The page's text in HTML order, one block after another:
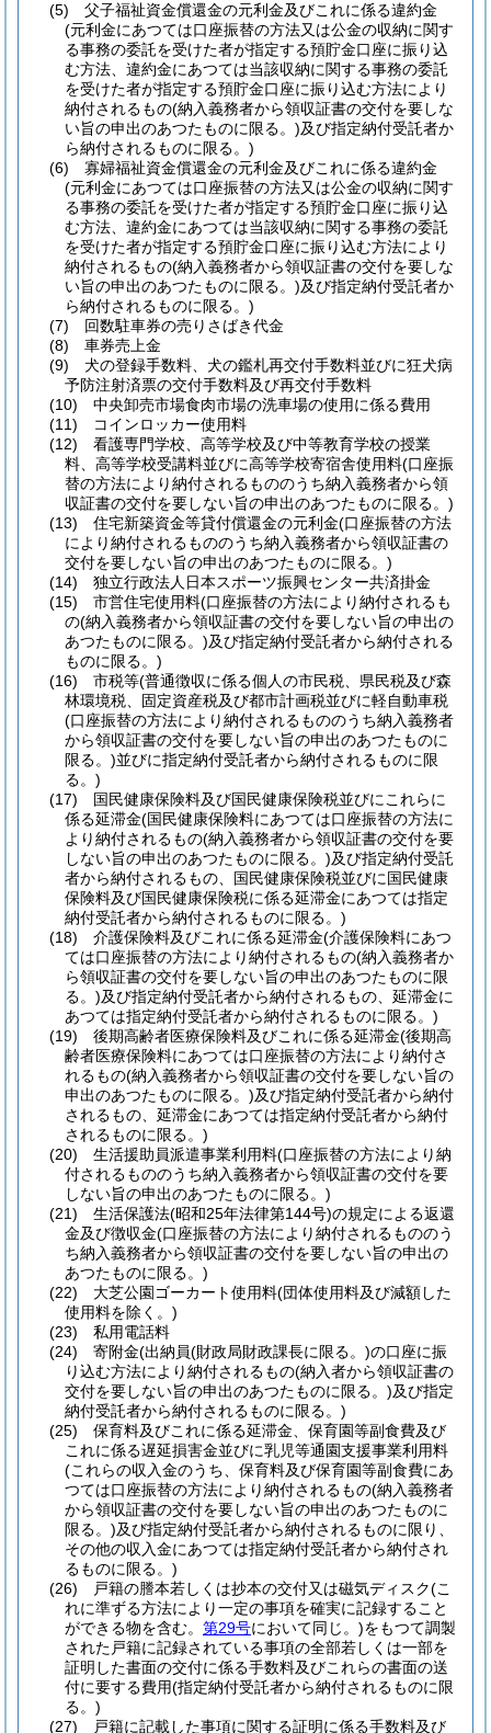
(5)
父子福祉資金償還金の元利金及びこれに係る違約金
(元利金にあつては口座振替の方法又は公金の収納に関す
る事務の委託を受けた者が指定する預貯金口座に振り込
む方法、違約金にあつては当該収納に関する事務の委託
を受けた者が指定する預貯金口座に振り込む方法により
納付されるもの(納入義務者から領収証書の交付を要しな
い旨の申出のあつたものに限る。)及び指定納付受託者か
ら納付されるものに限る。)
(6)
寡婦福祉資金償還金の元利金及びこれに係る違約金
(元利金にあつては口座振替の方法又は公金の収納に関す
る事務の委託を受けた者が指定する預貯金口座に振り込
む方法、違約金にあつては当該収納に関する事務の委託
を受けた者が指定する預貯金口座に振り込む方法により
納付されるもの(納入義務者から領収証書の交付を要しな
い旨の申出のあつたものに限る。)及び指定納付受託者か
ら納付されるものに限る。)
(7)
回数駐車券の売りさばき代金
(8)
車券売上金
(9)
犬の登録手数料、犬の鑑札再交付手数料並びに狂犬病
予防注射済票の交付手数料及び再交付手数料
(10)
中央卸売市場食肉市場の洗車場の使用に係る費用
(11)
コインロッカー使用料
(12)
看護専門学校、高等学校及び中等教育学校の授業
料、高等学校受講料並びに高等学校寄宿舎使用料(口座振
替の方法により納付されるもののうち納入義務者から領
収証書の交付を要しない旨の申出のあつたものに限る。)
(13)
住宅新築資金等貸付償還金の元利金(口座振替の方法
により納付されるもののうち納入義務者から領収証書の
交付を要しない旨の申出のあつたものに限る。)
(14)
独立行政法人日本スポーツ振興センター共済掛金
(15)
市営住宅使用料(口座振替の方法により納付されるも
の(納入義務者から領収証書の交付を要しない旨の申出の
あつたものに限る。)及び指定納付受託者から納付される
ものに限る。)
(16)
市税等(普通徴収に係る個人の市民税、県民税及び森
林環境税、固定資産税及び都市計画税並びに軽自動車税
(口座振替の方法により納付されるもののうち納入義務者
から領収証書の交付を要しない旨の申出のあつたものに
限る。)並びに指定納付受託者から納付されるものに限
る。)
(17)
国民健康保険料及び国民健康保険税並びにこれらに
係る延滞金(国民健康保険料にあつては口座振替の方法に
より納付されるもの(納入義務者から領収証書の交付を要
しない旨の申出のあつたものに限る。)及び指定納付受託
者から納付されるもの、国民健康保険税並びに国民健康
保険料及び国民健康保険税に係る延滞金にあつては指定
納付受託者から納付されるものに限る。)
(18)
介護保険料及びこれに係る延滞金(介護保険料にあつ
ては口座振替の方法により納付されるもの(納入義務者か
ら領収証書の交付を要しない旨の申出のあつたものに限
る。)及び指定納付受託者から納付されるもの、延滞金に
あつては指定納付受託者から納付されるものに限る。)
(19)
後期高齢者医療保険料及びこれに係る延滞金(後期高
齢者医療保険料にあつては口座振替の方法により納付さ
れるもの(納入義務者から領収証書の交付を要しない旨の
申出のあつたものに限る。)及び指定納付受託者から納付
されるもの、延滞金にあつては指定納付受託者から納付
されるものに限る。)
(20)
生活援助員派遣事業利用料(口座振替の方法により納
付されるもののうち納入義務者から領収証書の交付を要
しない旨の申出のあつたものに限る。)
(21)
生活保護法(昭和25年法律第144号)の規定による返還
金及び徴収金(口座振替の方法により納付されるもののう
ち納入義務者から領収証書の交付を要しない旨の申出の
あつたものに限る。)
(22)
大芝公園ゴーカート使用料(団体使用料及び減額した
使用料を除く。)
(23)
私用電話料
(24)
寄附金(出納員(財政局財政課長に限る。)の口座に振
り込む方法により納付されるもの(納入者から領収証書の
交付を要しない旨の申出のあつたものに限る。)及び指定
納付受託者から納付されるものに限る。)
(25)
保育料及びこれに係る延滞金、保育園等副食費及び
これに係る遅延損害金並びに乳児等通園支援事業利用料
(これらの収入金のうち、保育料及び保育園等副食費にあ
つては口座振替の方法により納付されるもの(納入義務者
から領収証書の交付を要しない旨の申出のあつたものに
限る。)及び指定納付受託者から納付されるものに限り、
その他の収入金にあつては指定納付受託者から納付され
るものに限る。)
(26)
戸籍の謄本若しくは抄本の交付又は磁気ディスク(こ
れに準ずる方法により一定の事項を確実に記録すること
ができる物を含む。 第29号において同じ。)をもつて調製
された戸籍に記録されている事項の全部若しくは一部を
証明した書面の交付に係る手数料及びこれらの書面の送
付に要する費用(指定納付受託者から納付されるものに限
る。)
(27)
戸籍に記載した事項に関する証明に係る手数料及び